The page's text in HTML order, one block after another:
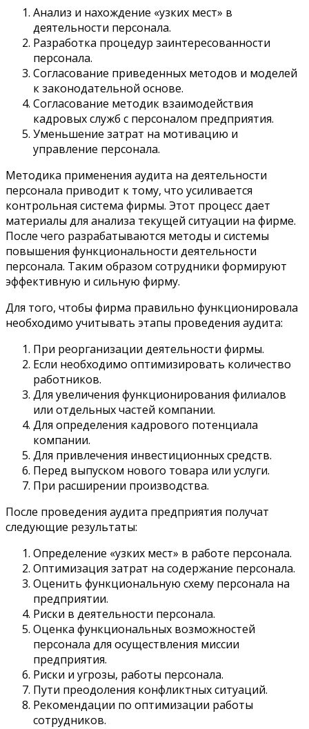
Анализ и нахождение «узких мест» в
деятельности персонала.
Разработка процедур заинтересованности
персонала.
Согласование приведенных методов и моделей
к законодательной основе.
Согласование методик взаимодействия
кадровых служб с персоналом предприятия.
Уменьшение затрат на мотивацию и
управление персонала.
Методика применения аудита на деятельности
персонала приводит к тому, что усиливается
контрольная система фирмы. Этот процесс дает
материалы для анализа текущей ситуации на фирме.
После чего разрабатываются методы и системы
повышения функциональности деятельности
персонала. Таким образом сотрудники формируют
эффективную и сильную фирму.
Для того, чтобы фирма правильно функционировала
необходимо учитывать этапы проведения аудита:
При реорганизации деятельности фирмы.
Если необходимо оптимизировать количество
работников.
Для увеличения функционирования филиалов
или отдельных частей компании.
Для определения кадрового потенциала
компании.
Для привлечения инвестиционных средств.
Перед выпуском нового товара или услуги.
При расширении производства.
После проведения аудита предприятия получат
следующие результаты:
Определение «узких мест» в работе персонала.
Оптимизация затрат на содержание персонала.
Оценить функциональную схему персонала на
предприятии.
Риски в деятельности персонала.
Оценка функциональных возможностей
персонала для осуществления миссии
предприятия.
Риски и угрозы, работы персонала.
Пути преодоления конфликтных ситуаций.
Рекомендации по оптимизации работы
сотрудников.